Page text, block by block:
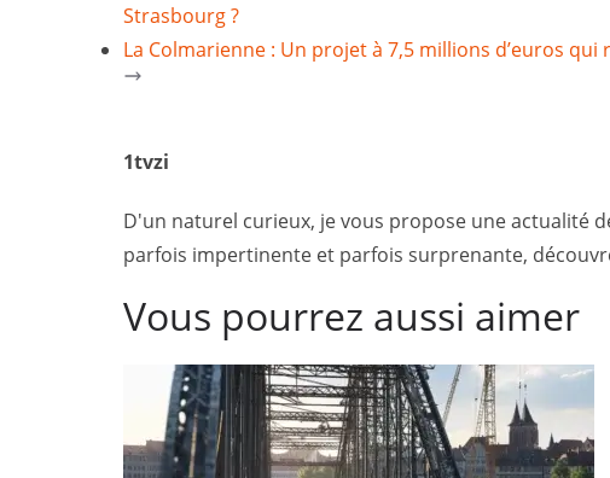
Strasbourg ?
La Colmarienne : Un projet à 7,5 millions d’euros
1tvzi
D'un naturel curieux, je vous propose une actualité
parfois impertinente et parfois surprenante,
Vous pourrez aussi aimer